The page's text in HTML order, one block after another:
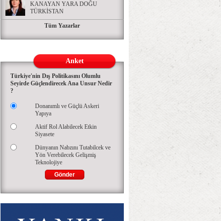
KANAYAN YARA DOĞU
TÜRKİSTAN
Tüm Yazarlar
Anket
Türkiye'nin Dış Politikasını Olumlu
Seyirde Güçlendirecek Ana Unsur Nedir
?
Donanımlı ve Güçlü Askeri
Yapıya
Aktif Rol Alabilecek Etkin
Siyasete
Dünyanın Nabzını Tutabilcek ve
Yön Verebilecek Gelişmiş
Teknolojiye